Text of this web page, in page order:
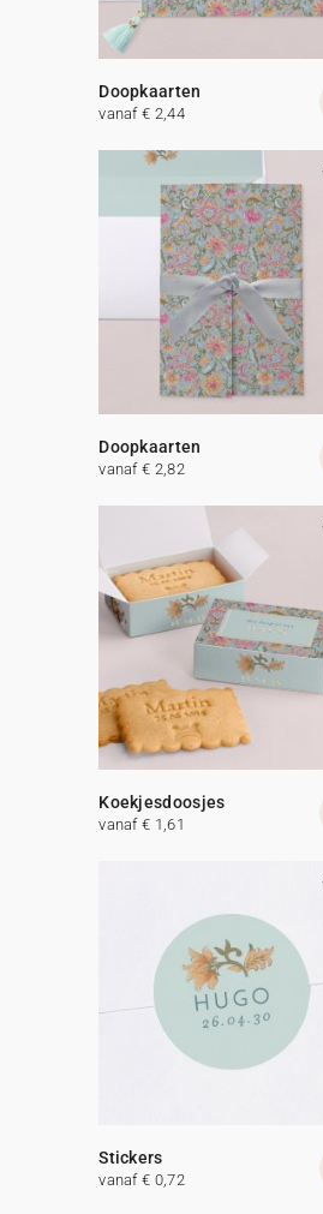
Doopkaarten
vanaf € 2,44
Doopkaarten
vanaf € 2,82
Koekjesdoosjes
vanaf € 1,61
Stickers
vanaf € 0,72